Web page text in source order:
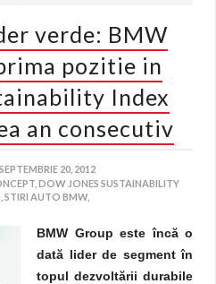
verde: BMW
pozitie in
Index
an consecutiv
20, 2012
DOW JONES SUSTAINABILITY
STIRI AUTO BMW,
BMW Group este încă o
dată lider de segment în
topul dezvoltării durabile